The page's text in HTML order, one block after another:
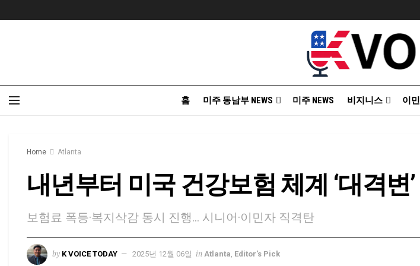
홈 미주 동남부 NEWS 미주 NEWS 비지니스 이민
Home Atlanta
내년부터 미국 건강보험 체계 ‘대격변’
보험료 폭등·복지삭감 동시 진행... 시니어·이민자 직격탄
by K VOICE TODAY 2025년 12월 06일 in Atlanta Editor's Pick